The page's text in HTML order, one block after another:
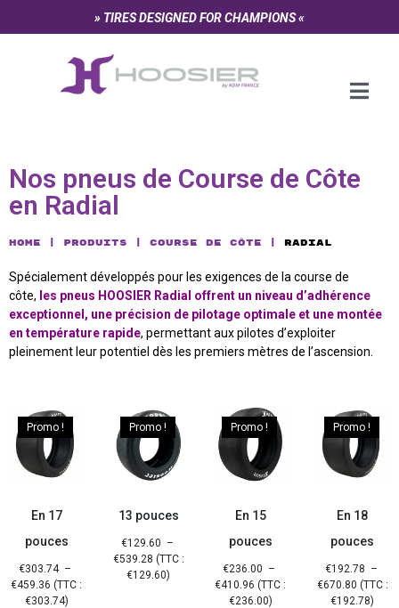
» TIRES DESIGNED FOR CHAMPIONS «
Nos pneus de Course de Côte
en Radial
Home Produits Course de Côte Radial
Spécialement développés pour les exigences de la course de
côte, les pneus HOOSIER Radial offrent un niveau d’adhérence
exceptionnel, une précision de pilotage optimale et une montée
en température rapide, permettant aux pilotes d’exploiter
pleinement leur potentiel dès les premiers mètres de l’ascension.
Promo !
En 17
pouces
€303.74 –
€459.36 (TTC :
€303.74)
Promo !
13 pouces
€129.60 –
€539.28 (TTC :
€129.60)
Promo !
En 15
pouces
€236.00 –
€410.96 (TTC :
€236.00)
Promo !
En 18
pouces
€192.78 –
€670.80 (TTC :
€192.78)